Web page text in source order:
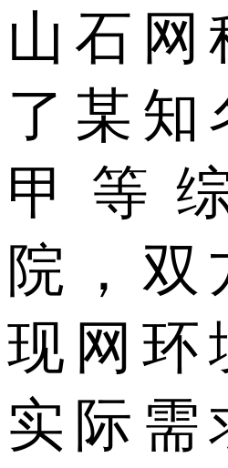
山石网
了某知
甲等
院，双
现网环
实际需